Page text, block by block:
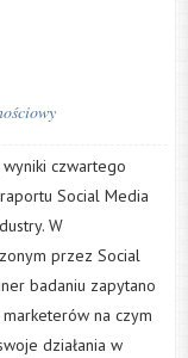
czwartego
Social Media
W
przez Social
badaniu zapytano
na czym
działania w